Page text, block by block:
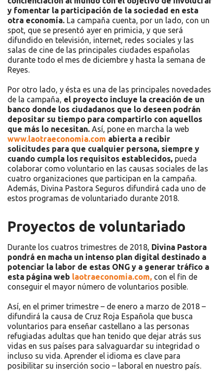
y fomentar la participación de la sociedad en esta
otra economía. La campaña cuenta, por un lado, con un
spot, que se presentó ayer en primicia, y que será
difundido en televisión, internet, redes sociales y las
salas de cine de las principales ciudades españolas
durante todo el mes de diciembre y hasta la semana de
Reyes.
Por otro lado, y ésta es una de las principales novedades
de la campaña, el proyecto incluye la creación de un
banco donde los ciudadanos que lo deseen podrán
depositar su tiempo para compartirlo con aquellos
que más lo necesitan. Así, pone en marcha la web
www.laotraeconomia.com abierta a recibir
solicitudes para que cualquier persona, siempre y
cuando cumpla los requisitos establecidos, pueda
colaborar como voluntario en las causas sociales de las
cuatro organizaciones que participan en la campaña.
Además, Divina Pastora Seguros difundirá cada uno de
estos programas de voluntariado durante 2018.
Proyectos de voluntariado
Durante los cuatros trimestres de 2018, Divina Pastora
pondrá en macha un intenso plan digital destinado a
potenciar la labor de estas ONG y a generar tráfico a
esta página web laotraeconomia.com, con el fin de
conseguir el mayor número de voluntarios posible.
Así, en el primer trimestre – de enero a marzo de 2018 –
difundirá la causa de Cruz Roja Española que busca
voluntarios para enseñar castellano a las personas
refugiadas adultas que han tenido que dejar atrás sus
vidas en sus países para salvaguardar su integridad o
incluso su vida. Aprender el idioma es clave para
posibilitar su inserción socio – laboral en nuestro país.